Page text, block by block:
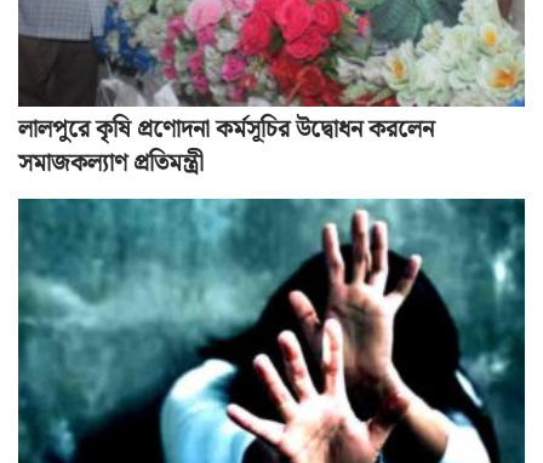
লালপুরে কৃষি প্রণোদনা কর্মসূচির উদ্বোধন করলেন
সমাজকল্যাণ প্রতিমন্ত্রী